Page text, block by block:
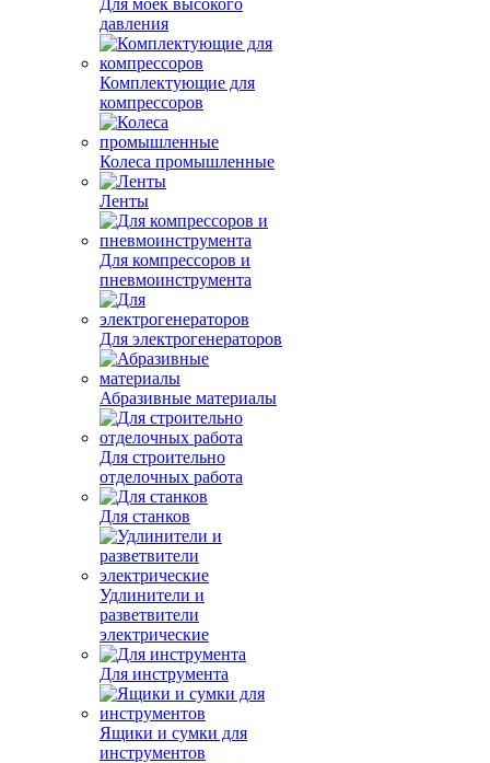
Для моек высокого
давления
Комплектующие для
компрессоров
Колеса промышленные
Ленты
Для компрессоров и
пневмоинструмента
Для электрогенераторов
Абразивные материалы
Для строительно
отделочных работа
Для станков
Удлинители и
разветвители
электрические
Для инструмента
Ящики и сумки для
инструментов